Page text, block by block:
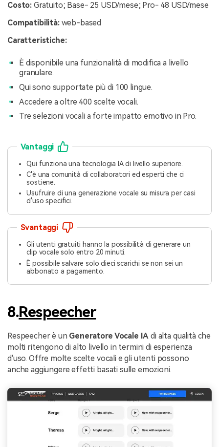
Costo: Gratuito; Base- 25 USD/mese; Pro- 48 USD/mese
Compatibilità: web-based
Caratteristiche:
È disponibile una funzionalità di modifica a livello
granulare.
Qui sono supportate più di 100 lingue.
Accedere a oltre 400 scelte vocali.
Tre selezioni vocali a forte impatto emotivo in Pro.
Vantaggi
Qui funziona una tecnologia IA di livello superiore.
C'è una comunità di collaboratori ed esperti che ci
sostiene.
Usufruire di una generazione vocale su misura per casi
d'uso specifici.
Svantaggi
Gli utenti gratuiti hanno la possibilità di generare un
clip vocale solo entro 20 minuti.
È possibile salvare solo dieci scarichi se non sei un
abbonato a pagamento.
8.Respeecher
Respeecher è un Generatore Vocale IA di alta qualità che
molti ritengono di alto livello in termini di esperienza
d'uso. Offre molte scelte vocali e gli utenti possono
anche aggiungere effetti basati sulle emozioni.